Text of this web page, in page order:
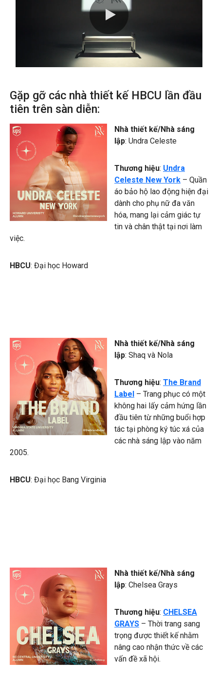
0:00 / 1:00
Gặp gỡ các nhà thiết kế HBCU lần đầu
tiên trên sàn diễn:
Nhà thiết kế/Nhà sáng
lập: Undra Celeste
Thương hiệu: Undra
Celeste New York – Quần
áo bảo hộ lao động hiện đại
dành cho phụ nữ đa văn
hóa, mang lại cảm giác tự
tin và chân thật tại nơi làm
việc.
HBCU: Đại học Howard
Nhà thiết kế/Nhà sáng
lập: Shaq và Nola
Thương hiệu: The Brand
Label – Trang phục có một
không hai lấy cảm hứng lần
đầu tiên từ những buổi hợp
tác tại phòng ký túc xá của
các nhà sáng lập vào năm
2005.
HBCU: Đại học Bang Virginia
Nhà thiết kế/Nhà sáng
lập: Chelsea Grays
Thương hiệu: CHELSEA
GRAYS – Thời trang sang
trọng được thiết kế nhằm
nâng cao nhận thức về các
vấn đề xã hội.